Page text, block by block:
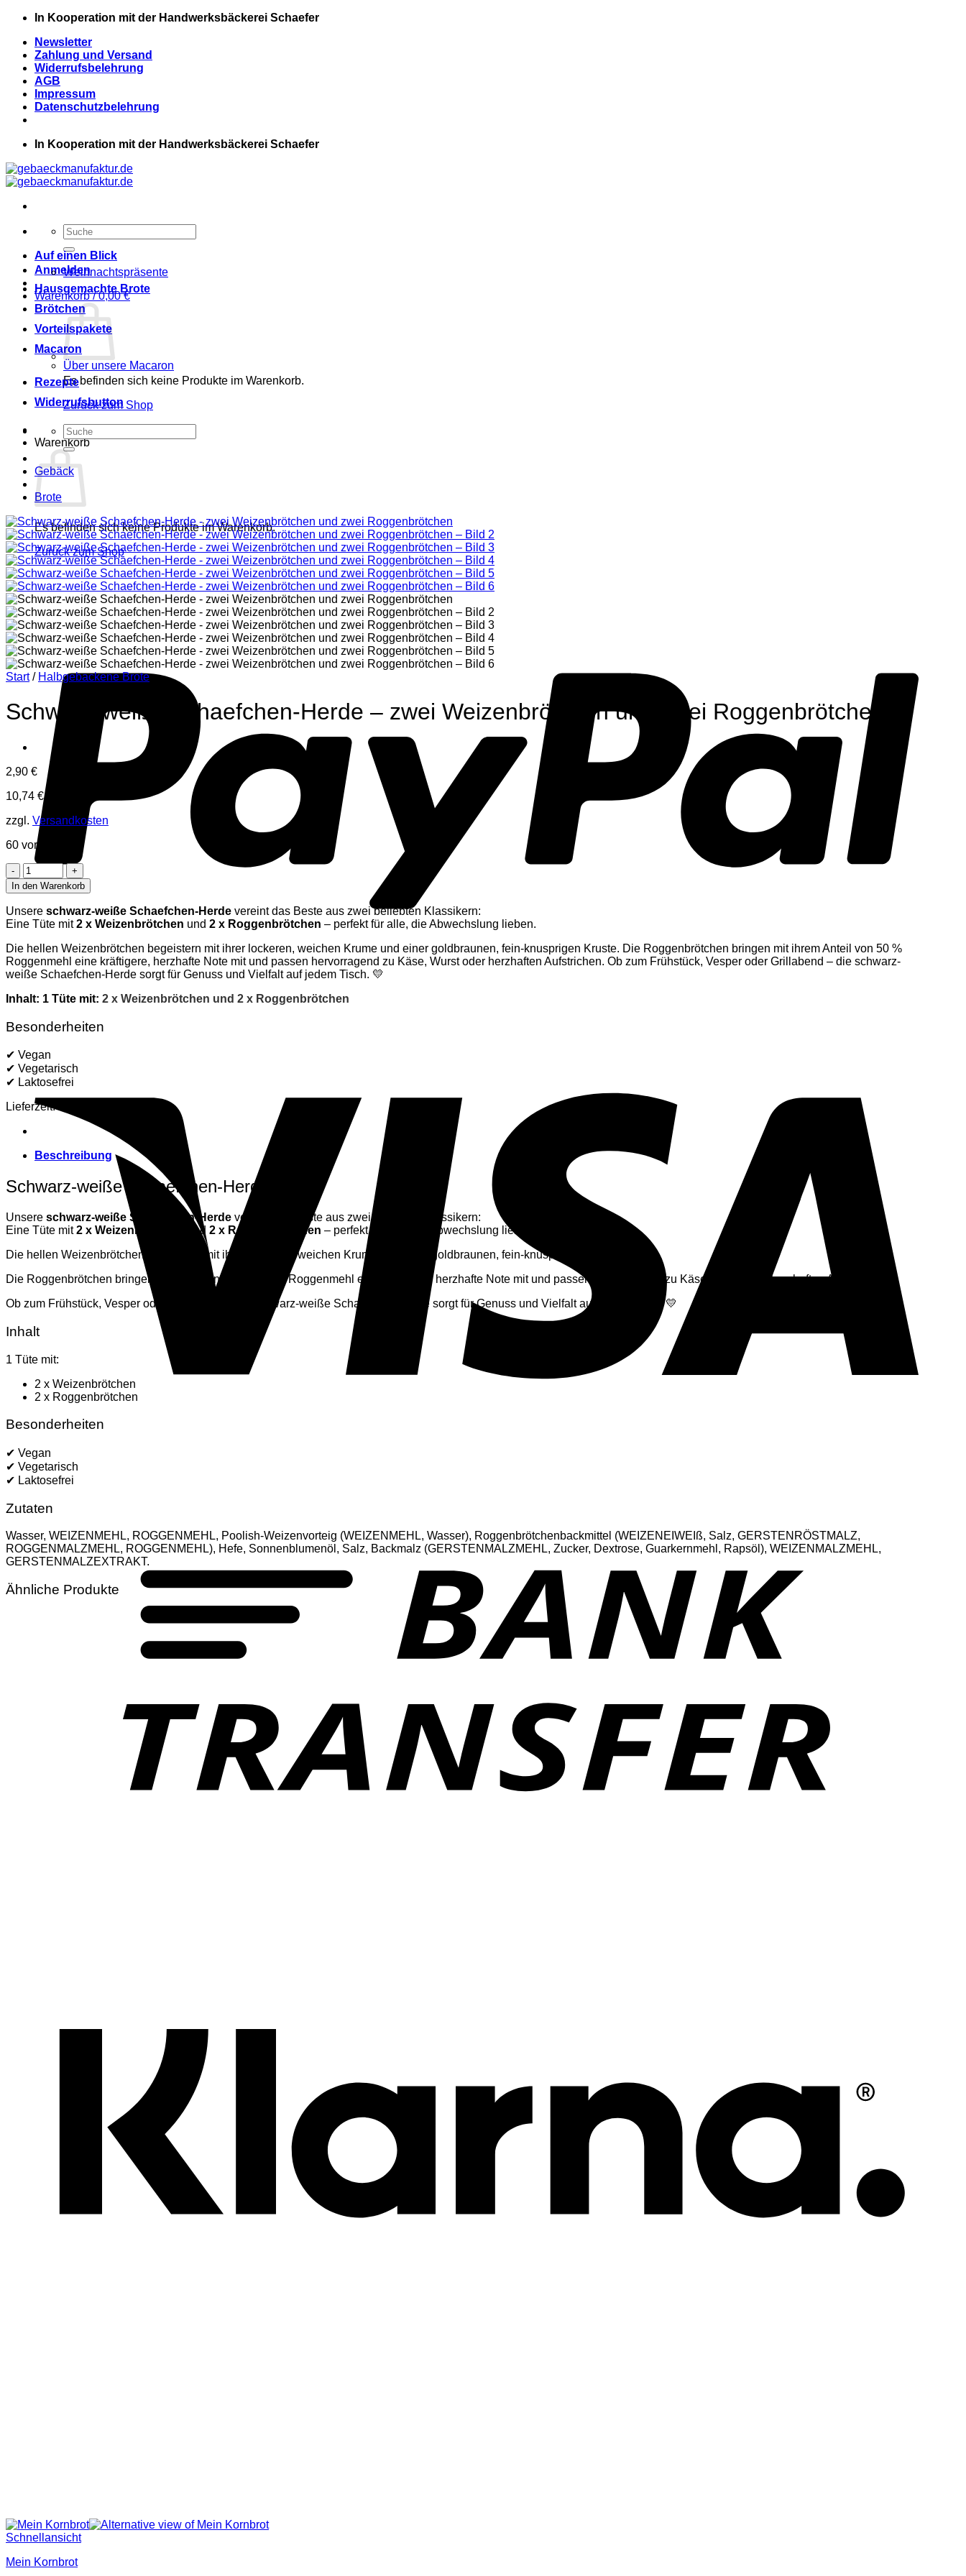
Zum
springen
In Kooperation mit der Handwerksbäckerei Schaefer
Newsletter
Zahlung und Versand
Widerrufsbelehrung
AGB
Impressum
Datenschutzbelehrung
In Kooperation mit der Handwerksbäckerei Schaefer
Suchen
nach:
Anmelden
Warenkorb /0,00€
Es befinden sich keine Produkte im Warenkorb.
Zurück zum Shop
Warenkorb
Es befinden sich keine Produkte im Warenkorb.
Zurück zum Shop
Auf einen Blick
Weihnachtspräsente
Hausgemachte Brote
Brötchen
Vorteilspakete
Macaron
Über unsere Macaron
Rezepte
Widerrufsbutton
Suchen
nach:
Gebäck
Brote
Start / Halbgebackene Brote
Schwarz-weiße Schaefchen-Herde – zwei Weizenbrötchen und zwei Roggenbrötchen
2,90 €
10,74 €/
zzgl. Versandkosten
60 vorrätig
Schwarz-
weiße
Schaefchen-
Herde
-
Weizenbrötchen
und
zwei
Menge
In den Warenkorb
Unsere schwarz-weiße Schaefchen-Herde vereint das Beste aus zwei beliebten Klassikern:
Eine Tüte mit2 x Weizenbrötchen und 2 x Roggenbrötchen – perfekt für alle, die Abwechslung lieben.
Die hellen Weizenbrötchen begeistern mit ihrer lockeren, weichen Krume und einer goldbraunen, fein-knusprigen Kruste. Die Roggenbrötchen bringen mit ihrem Anteil von 50 %
Roggenmehl eine kräftigere, herzhafte Note mit und passen hervorragend zu Käse, Wurst oder herzhaften Aufstrichen. Ob zum Frühstück, Vesper oder Grillabend – die schwarz-
weiße Schaefchen-Herde sorgt für Genuss und Vielfalt auf jedem Tisch. 💛
Inhalt: 1 Tüte mit: 2 x Weizenbrötchen und 2 x Roggenbrötchen
Besonderheiten
✔ Vegan
✔ Vegetarisch
✔ Laktosefrei
Lieferzeit:
Beschreibung
Schwarz-weiße Schaefchen-Herde 🐑🥖
Unsere schwarz-weiße Schaefchen-Herde vereint das Beste aus zwei beliebten Klassikern:
Eine Tüte mit2 x Weizenbrötchen und 2 x Roggenbrötchen – perfekt für alle, die Abwechslung lieben.
Die hellen Weizenbrötchen begeistern mit ihrer lockeren, weichen Krume und einer goldbraunen, fein-knusprigen Kruste.
Die Roggenbrötchen bringen mit ihrem Anteil von 50 % Roggenmehl eine kräftigere, herzhafte Note mit und passen hervorragend zu Käse, Wurst oder herzhaften Aufstrichen.
Ob zum Frühstück, Vesper oder Grillabend – die schwarz-weiße Schaefchen-Herde sorgt für Genuss und Vielfalt auf jedem Tisch. 💛
Inhalt
1 Tüte mit:
2 x Weizenbrötchen
2 x Roggenbrötchen
Besonderheiten
✔ Vegan
✔ Vegetarisch
✔ Laktosefrei
Zutaten
Wasser, WEIZENMEHL, ROGGENMEHL, Poolish-Weizenvorteig (WEIZENMEHL, Wasser), Roggenbrötchenbackmittel (WEIZENEIWEIß, Salz, GERSTENRÖSTMALZ,
ROGGENMALZMEHL, ROGGENMEHL), Hefe, Sonnenblumenöl, Salz, Backmalz (GERSTENMALZMEHL, Zucker, Dextrose, Guarkernmehl, Rapsöl), WEIZENMALZMEHL,
GERSTENMALZEXTRAKT.
Ähnliche Produkte
Schnellansicht
Mein Kornbrot